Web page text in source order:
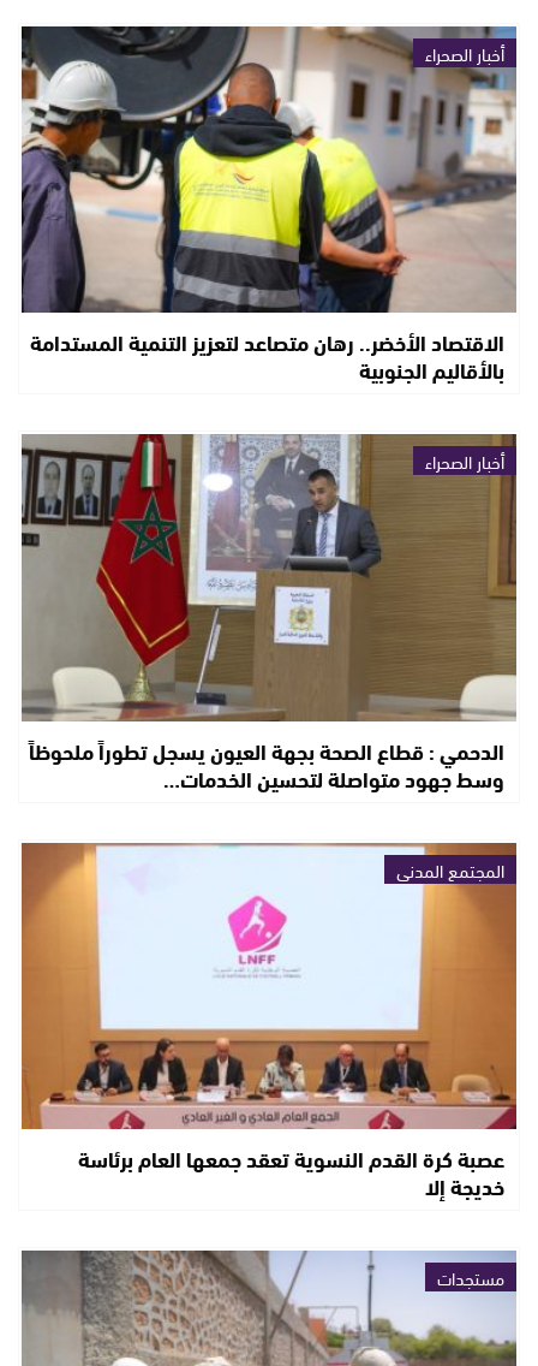
أخبار الصحراء
الاقتصاد الأخضر.. رهان متصاعد لتعزيز التنمية المستدامة
بالأقاليم الجنوبية
أخبار الصحراء
الدحمي : قطاع الصحة بجهة العيون يسجل تطوراً ملحوظاً
وسط جهود متواصلة لتحسين الخدمات…
المجتمع المدني
عصبة كرة القدم النسوية تعقد جمعها العام برئاسة
خديجة إلا
مستجدات